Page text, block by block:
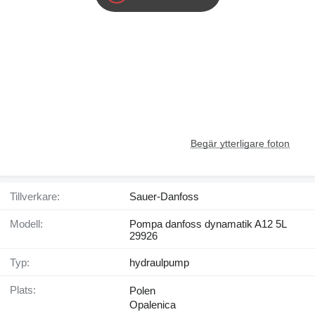
Begär ytterligare foton
Tillverkare: Sauer-Danfoss
Modell:
Pompa danfoss dynamatik A12 5L
29926
Typ: hydraulpump
Plats:
Polen
Opalenica